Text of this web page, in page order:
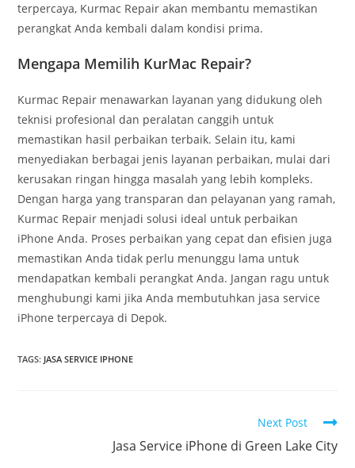
terpercaya, Kurmac Repair akan membantu memastikan
perangkat Anda kembali dalam kondisi prima.
Mengapa Memilih KurMac Repair?
Kurmac Repair menawarkan layanan yang didukung oleh
teknisi profesional dan peralatan canggih untuk
memastikan hasil perbaikan terbaik. Selain itu, kami
menyediakan berbagai jenis layanan perbaikan, mulai dari
kerusakan ringan hingga masalah yang lebih kompleks.
Dengan harga yang transparan dan pelayanan yang ramah,
Kurmac Repair menjadi solusi ideal untuk perbaikan
iPhone Anda. Proses perbaikan yang cepat dan efisien juga
memastikan Anda tidak perlu menunggu lama untuk
mendapatkan kembali perangkat Anda. Jangan ragu untuk
menghubungi kami jika Anda membutuhkan jasa service
iPhone terpercaya di Depok.
TAGS: JASA SERVICE IPHONE
Next Post
Jasa Service iPhone di Green Lake City